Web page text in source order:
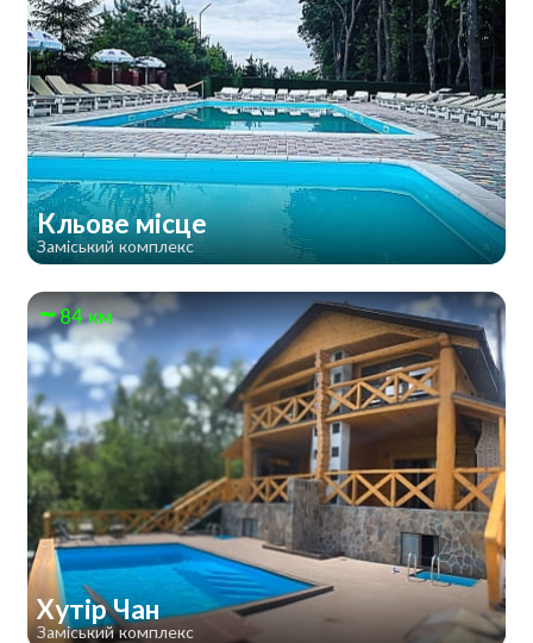
Кльове місце
Заміський комплекс
84 км
Хутір Чан
Заміський комплекс